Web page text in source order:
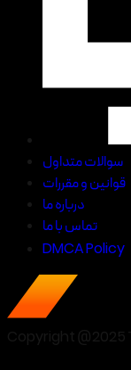
سوالات متداول
قوانین و مقررات
درباره ما
تماس با ما
DMCA Policy